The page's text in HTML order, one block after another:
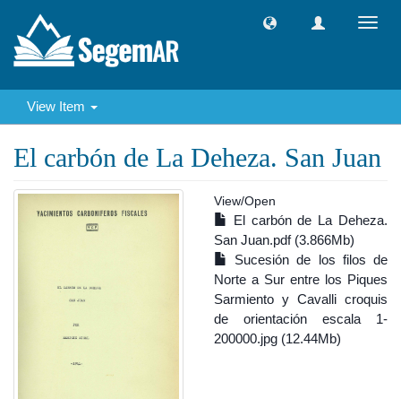
View Item
El carbón de La Deheza. San Juan
View/Open
El carbón de La Deheza.
San Juan.pdf (3.866Mb)
Sucesión de los filos de
Norte a Sur entre los Piques
Sarmiento y Cavalli croquis
de orientación escala 1-
200000.jpg (12.44Mb)